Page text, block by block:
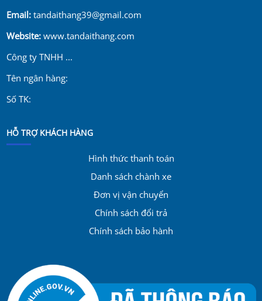
Email:tandaithang39@gmail.com
Website:www.tandaithang.com
Công ty TNHH ...
Tên ngân hàng:
Số TK:
HỖ TRỢ KHÁCH HÀNG
Hình thức thanh toán
Danh sách chành xe
Đơn vị vận chuyển
Chính sách đổi trả
Chính sách bảo hành